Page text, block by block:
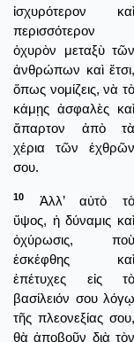
ἰσχυρότερον καὶ
περισσότερον
ὀχυρὸν μεταξὺ τῶν
ἀνθρώπων καὶ ἔτσι,
ὅπως νομίζεις, νὰ τὸ
κάμῃς ἀσφαλὲς καὶ
ἄπαρτον ἀπὸ τὰ
χέρια τῶν ἐχθρῶν
σου.
10
Ἀλλ’ αὐτὸ τὸ
ὕψος, ἡ δύναμις καὶ
ὀχύρωσις, ποὺ
ἐσκέφθης καὶ
ἐπέτυχες εἰς τὸ
βασίλειόν σου λόγῳ
τῆς πλεονεξίας σου,
θὰ ἀποβοῦν διὰ τὸν